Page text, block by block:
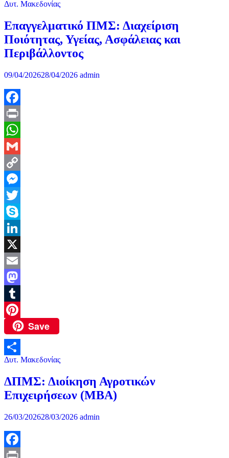
Μοιραστείτε
Δυτ. Μακεδονίας
Επαγγελματικό ΠΜΣ: Διαχείριση
Ποιότητας, Υγείας, Ασφάλειας και
Περιβάλλοντος
09/04/202628/04/2026 admin
Facebook
Print
WhatsApp
Gmail
Copy
Link
Messenger
Twitter
Skype
LinkedIn
X
Email
Mastodon
Tumblr
PinterestSave
Μοιραστείτε
Δυτ. Μακεδονίας
ΔΠΜΣ: Διοίκηση Αγροτικών
Επιχειρήσεων (ΜΒΑ)
26/03/202628/03/2026 admin
Facebook